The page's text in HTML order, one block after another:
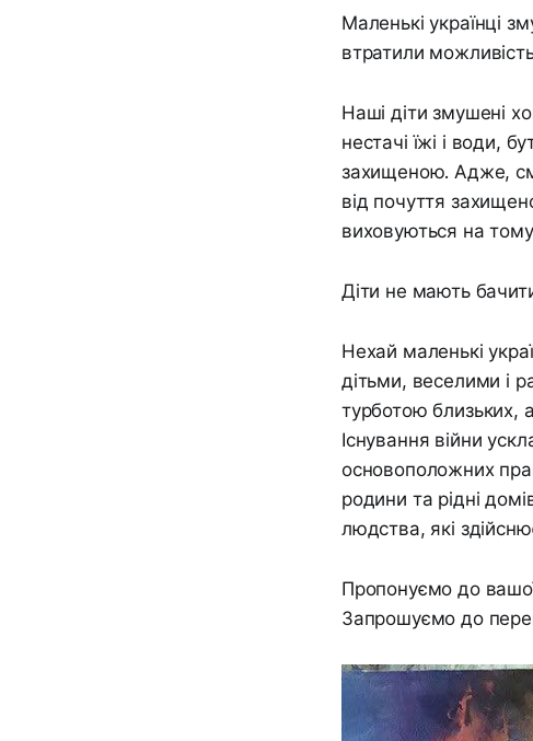
Маленькі українці
втратили
Наші діти змушені
нестачі їжі і води,
захищеною. Адже,
від почуття
виховуються на
Діти не мають
Нехай маленькі
дітьми, веселими і
турботою близьких,
Існування війни
основоположних
родини та рідні
людства, які
Пропонуємо до
Запрошуємо до